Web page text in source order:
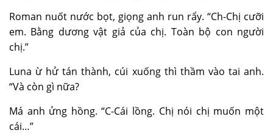
Roman nuốt nước bọt, giọng anh run rẩy. “Ch-Chị cưỡi
em. Bằng dương vật giả của chị. Toàn bộ con người
chị.”
Luna ừ hử tán thành, cúi xuống thì thầm vào tai anh.
“Và còn gì nữa?
Má anh ửng hồng. “C-Cái lồng. Chị nói chị muốn một
cái…”